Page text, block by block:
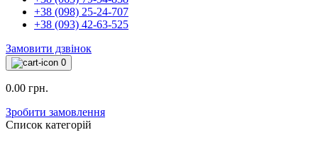
+38 (098) 25-24-707
+38 (093) 42-63-525
Замовити дзвінок
0
0.00 грн.
Зробити замовлення
Список категорій